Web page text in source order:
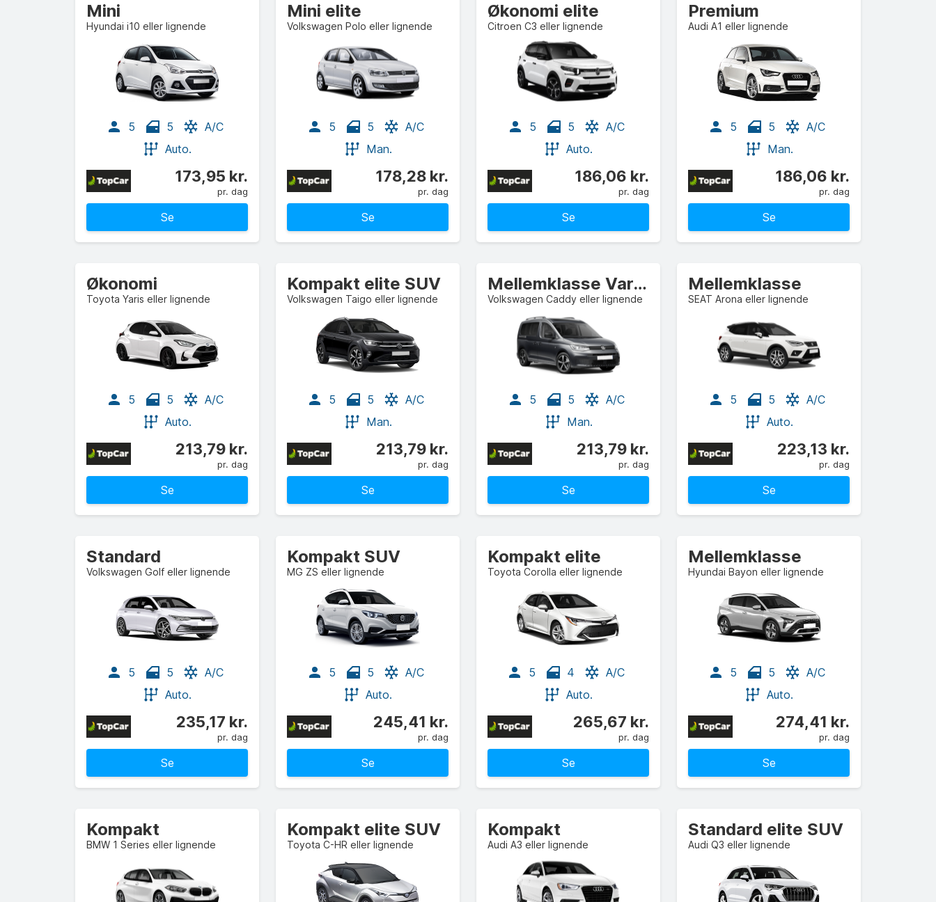
Mini
Hyundai i10 eller lignende
5 5
A/C
Auto.
173,95 kr.
pr. dag
Se
Mini elite
Volkswagen Polo eller lignende
5 5
A/C
Man.
178,28 kr.
pr. dag
Se
Økonomi elite
Citroen C3 eller lignende
5 5
A/C
Auto.
186,06 kr.
pr. dag
Se
Premium
Audi A1 eller lignende
5 5
A/C
Man.
186,06 kr.
pr. dag
Se
Økonomi
Toyota Yaris eller lignende
5 5
A/C
Auto.
213,79 kr.
pr. dag
Se
Kompakt elite SUV
Volkswagen Taigo eller lignende
5 5
A/C
Man.
213,79 kr.
pr. dag
Se
Mellemklasse Varevogn
Volkswagen Caddy eller lignende
5 5
A/C
Man.
213,79 kr.
pr. dag
Se
Mellemklasse
SEAT Arona eller lignende
5 5
A/C
Auto.
223,13 kr.
pr. dag
Se
Standard
Volkswagen Golf eller lignende
5 5
A/C
Auto.
235,17 kr.
pr. dag
Se
Kompakt SUV
MG ZS eller lignende
5 5
A/C
Auto.
245,41 kr.
pr. dag
Se
Kompakt elite
Toyota Corolla eller lignende
5 4
A/C
Auto.
265,67 kr.
pr. dag
Se
Mellemklasse
Hyundai Bayon eller lignende
5 5
A/C
Auto.
274,41 kr.
pr. dag
Se
Kompakt
BMW 1 Series eller lignende
Kompakt elite SUV
Toyota C-HR eller lignende
Kompakt
Audi A3 eller lignende
Standard elite SUV
Audi Q3 eller lignende